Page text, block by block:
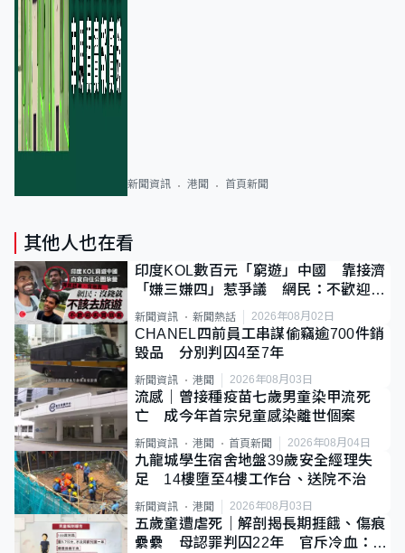
新聞資訊 港聞 首頁新聞
其他人也在看
印度KOL數百元「窮遊」中國 靠接濟
「嫌三嫌四」惹爭議 網民：不歡迎劣
質旅客
新聞資訊 新聞熱話 2026年08月02日
CHANEL四前員工串謀偷竊逾700件銷
毀品 分別判囚4至7年
新聞資訊 港聞 2026年08月03日
流感｜曾接種疫苗七歲男童染甲流死
亡 成今年首宗兒童感染離世個案
新聞資訊 港聞 首頁新聞 2026年08月04日
九龍城學生宿舍地盤39歲安全經理失
足 14樓墮至4樓工作台、送院不治
新聞資訊 港聞 2026年08月03日
五歲童遭虐死｜解剖揭長期捱餓、傷痕
纍纍 母認罪判囚22年 官斥冷血：同